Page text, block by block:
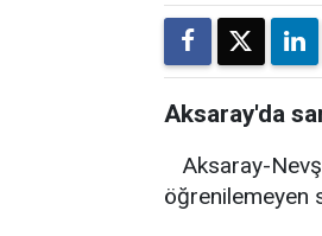
Aksaray'da
Aksaray-
öğrenilemeyen